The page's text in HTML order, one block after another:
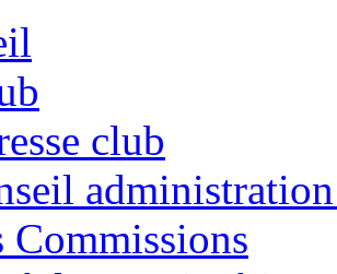
club
Commissions